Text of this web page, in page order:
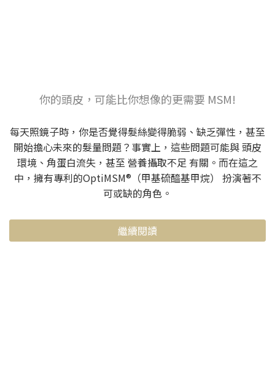
你的頭皮，可能比你想像的更需要 MSM!
每天照鏡子時，你是否覺得髮絲變得脆弱、缺乏彈性，甚至
開始擔心未來的髮量問題？事實上，這些問題可能與 頭皮
環境、角蛋白流失，甚至 營養攝取不足 有關。而在這之
中，擁有專利的OptiMSM®（甲基硫醯基甲烷） 扮演著不
可或缺的角色。
繼續閱讀